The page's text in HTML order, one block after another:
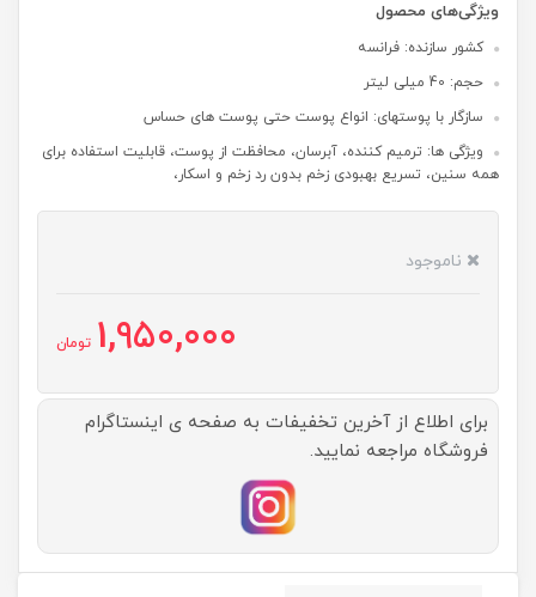
ویژگی‌های محصول
کشور سازنده: فرانسه
حجم: 40 میلی لیتر
سازگار با پوستهای: انواع پوست حتی پوست های حساس
ویژگی ها: ترمیم کننده، آبرسان، محافظت از پوست، قابلیت استفاده برای
همه سنین، تسریع بهبودی زخم بدون رد زخم و اسکار،
ناموجود
1,950,000 تومان
برای اطلاع از آخرین تخفیفات به صفحه ی اینستاگرام
فروشگاه مراجعه نمایید.